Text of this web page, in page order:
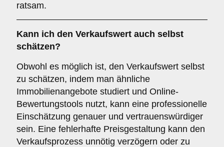
ratsam.
Kann ich den Verkaufswert auch selbst
schätzen?
Obwohl es möglich ist, den Verkaufswert selbst
zu schätzen, indem man ähnliche
Immobilienangebote studiert und Online-
Bewertungstools nutzt, kann eine professionelle
Einschätzung genauer und vertrauenswürdiger
sein. Eine fehlerhafte Preisgestaltung kann den
Verkaufsprozess unnötig verzögern oder zu